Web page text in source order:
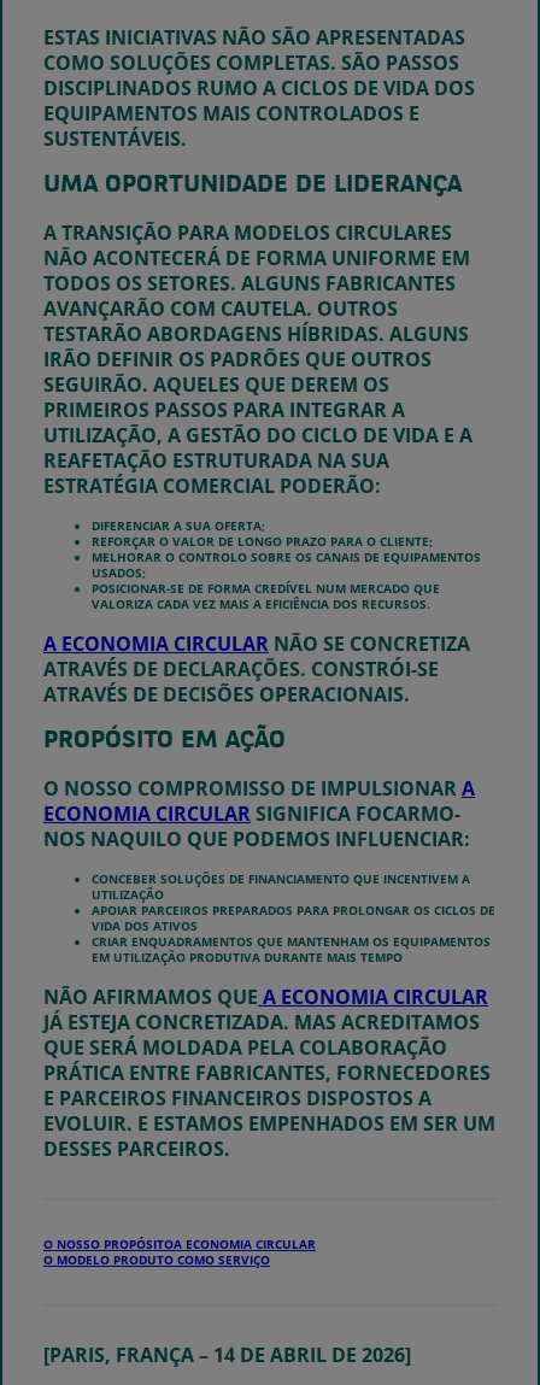
ESTAS INICIATIVAS NÃO SÃO APRESENTADAS
COMO SOLUÇÕES COMPLETAS. SÃO PASSOS
DISCIPLINADOS RUMO A CICLOS DE VIDA DOS
EQUIPAMENTOS MAIS CONTROLADOS E
SUSTENTÁVEIS.
UMA OPORTUNIDADE DE LIDERANÇA
A TRANSIÇÃO PARA MODELOS CIRCULARES
NÃO ACONTECERÁ DE FORMA UNIFORME EM
TODOS OS SETORES. ALGUNS FABRICANTES
AVANÇARÃO COM CAUTELA. OUTROS
TESTARÃO ABORDAGENS HÍBRIDAS. ALGUNS
IRÃO DEFINIR OS PADRÕES QUE OUTROS
SEGUIRÃO. AQUELES QUE DEREM OS
PRIMEIROS PASSOS PARA INTEGRAR A
UTILIZAÇÃO, A GESTÃO DO CICLO DE VIDA E A
REAFETAÇÃO ESTRUTURADA NA SUA
ESTRATÉGIA COMERCIAL PODERÃO:
DIFERENCIAR A SUA OFERTA;
REFORÇAR O VALOR DE LONGO PRAZO PARA O CLIENTE;
MELHORAR O CONTROLO SOBRE OS CANAIS DE EQUIPAMENTOS
USADOS;
POSICIONAR-SE DE FORMA CREDÍVEL NUM MERCADO QUE
VALORIZA CADA VEZ MAIS A EFICIÊNCIA DOS RECURSOS.
A ECONOMIA CIRCULAR NÃO SE CONCRETIZA
ATRAVÉS DE DECLARAÇÕES. CONSTRÓI-SE
ATRAVÉS DE DECISÕES OPERACIONAIS.
PROPÓSITO EM AÇÃO
O NOSSO COMPROMISSO DE IMPULSIONARA
ECONOMIA CIRCULARSIGNIFICA FOCARMO-
NOS NAQUILO QUE PODEMOS INFLUENCIAR:
CONCEBER SOLUÇÕES DE FINANCIAMENTO QUE INCENTIVEM A
UTILIZAÇÃO
APOIAR PARCEIROS PREPARADOS PARA PROLONGAR OS CICLOS DE
VIDA DOS ATIVOS
CRIAR ENQUADRAMENTOS QUE MANTENHAM OS EQUIPAMENTOS
EM UTILIZAÇÃO PRODUTIVA DURANTE MAIS TEMPO
NÃO AFIRMAMOS QUE A ECONOMIA CIRCULAR
JÁ ESTEJA CONCRETIZADA. MAS ACREDITAMOS
QUE SERÁ MOLDADA PELA COLABORAÇÃO
PRÁTICA ENTRE FABRICANTES, FORNECEDORES
E PARCEIROS FINANCEIROS DISPOSTOS A
EVOLUIR. E ESTAMOS EMPENHADOS EM SER UM
DESSES PARCEIROS.
O NOSSO PROPÓSITOA ECONOMIA CIRCULAR
O MODELO PRODUTO COMO SERVIÇO
[PARIS, FRANÇA – 14 DE ABRIL DE 2026]